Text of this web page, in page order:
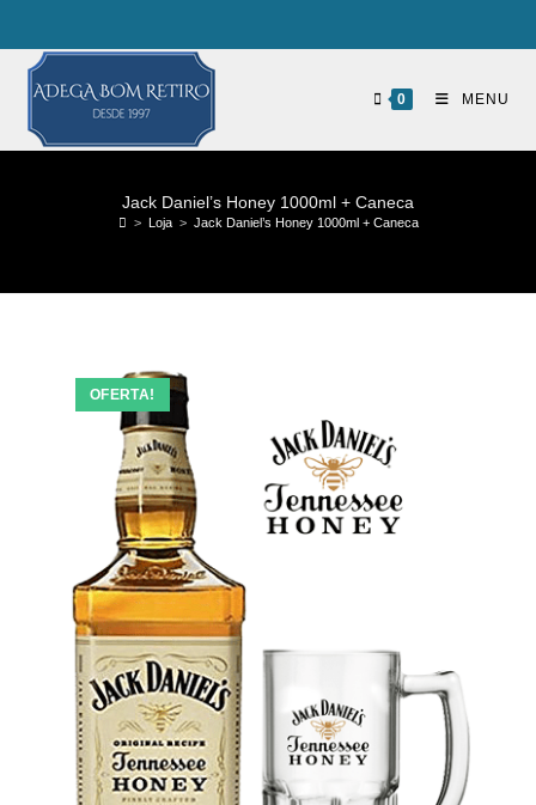
0 MENU
Jack Daniel’s Honey 1000ml + Caneca
> Loja > Jack Daniel’s Honey 1000ml + Caneca
OFERTA!